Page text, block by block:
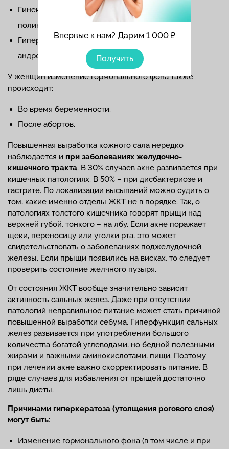
Впервые к нам? Дарим 1 000 ₽
Получить
Гинекологическими патологиями (например,
поликистозом яичников).
Гиперандрогенией (избыточной выработкой
андрогенов, мужских половых гормонов).
У женщин изменение гормонального фона также
происходит:
Во время беременности.
После абортов.
Повышенная выработка кожного сала нередко
наблюдается и при заболеваниях желудочно-
кишечного тракта. В 30% случаев акне развивается при
кишечных патологиях. В 50% – при дисбактериозе и
гастрите. По локализации высыпаний можно судить о
том, какие именно отделы ЖКТ не в порядке. Так, о
патологиях толстого кишечника говорят прыщи над
верхней губой, тонкого – на лбу. Если акне поражает
щеки, переносицу или уголки рта, это может
свидетельствовать о заболеваниях поджелудочной
железы. Если прыщи появились на висках, то следует
проверить состояние желчного пузыря.
От состояния ЖКТ вообще значительно зависит
активность сальных желез. Даже при отсутствии
патологий неправильное питание может стать причиной
повышенной выработки себума. Гиперфункция сальных
желез развивается при употреблении большого
количества богатой углеводами, но бедной полезными
жирами и важными аминокислотами, пищи. Поэтому
при лечении акне важно скорректировать питание. В
ряде случаев для избавления от прыщей достаточно
лишь диеты.
Причинами гиперкератоза (утолщения рогового слоя)
могут быть:
Изменение гормонального фона (в том числе и при